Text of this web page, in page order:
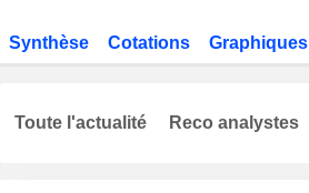
Synthèse Cotations Graphiques
Toute l'actualité Reco analystes